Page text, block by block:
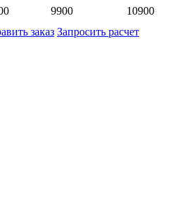
9900
10900
заказ Запросить расчет